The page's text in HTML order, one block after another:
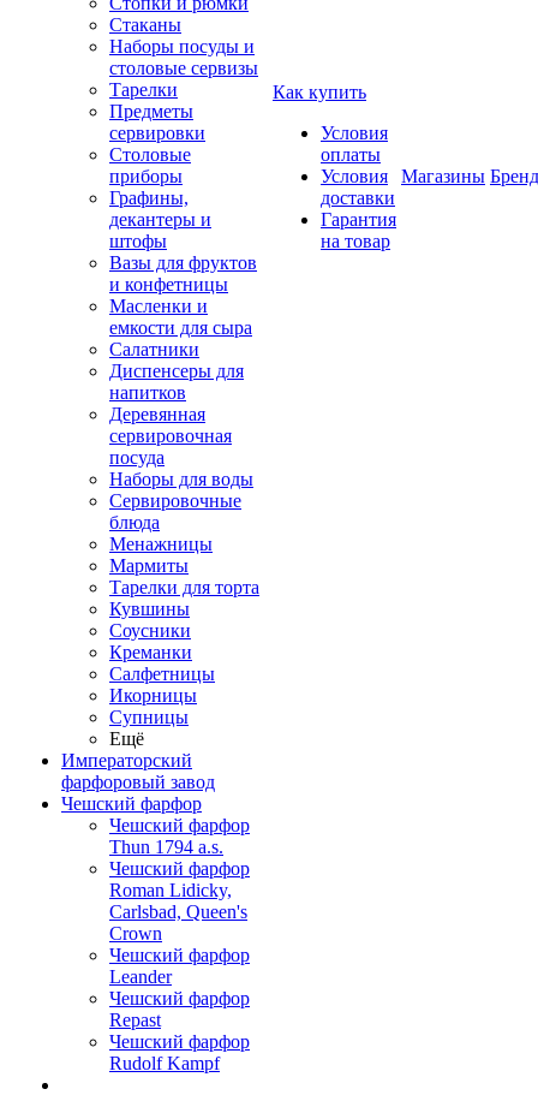
Стаканы
Наборы посуды и
столовые сервизы
Тарелки
Предметы
сервировки
Столовые
приборы
Графины,
декантеры и
штофы
Вазы для фруктов
и конфетницы
Масленки и
емкости для сыра
Салатники
Диспенсеры для
напитков
Деревянная
сервировочная
посуда
Наборы для воды
Сервировочные
блюда
Менажницы
Мармиты
Тарелки для торта
Кувшины
Соусники
Креманки
Салфетницы
Икорницы
Супницы
Ещё
Императорский
фарфоровый завод
Чешский фарфор
Чешский фарфор
Thun 1794 a.s.
Чешский фарфор
Roman Lidicky,
Carlsbad, Queen's
Crown
Чешский фарфор
Leander
Чешский фарфор
Repast
Чешский фарфор
Rudolf Kampf
Как купить
Условия
оплаты
Условия
доставки
Гарантия
на товар
Магазины